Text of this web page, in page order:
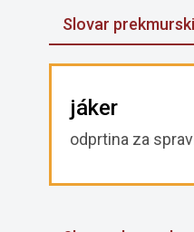
Slovar
jáker
odprtina za